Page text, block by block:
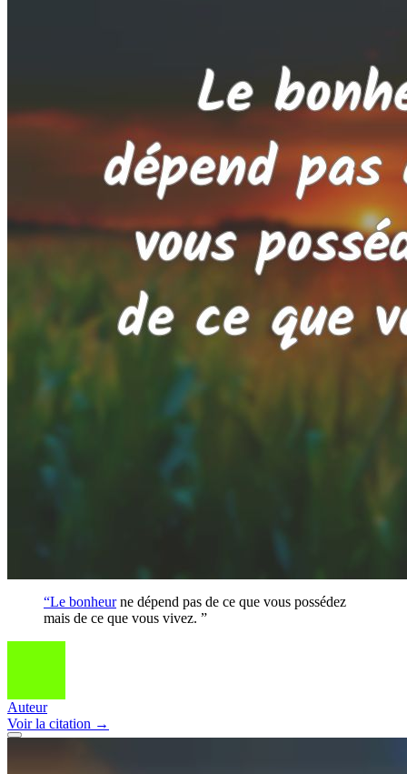
“Le bonheurne dépend pas de ce que vous possédez
mais de ce que vous vivez. ”
Auteur
Voirla citation →